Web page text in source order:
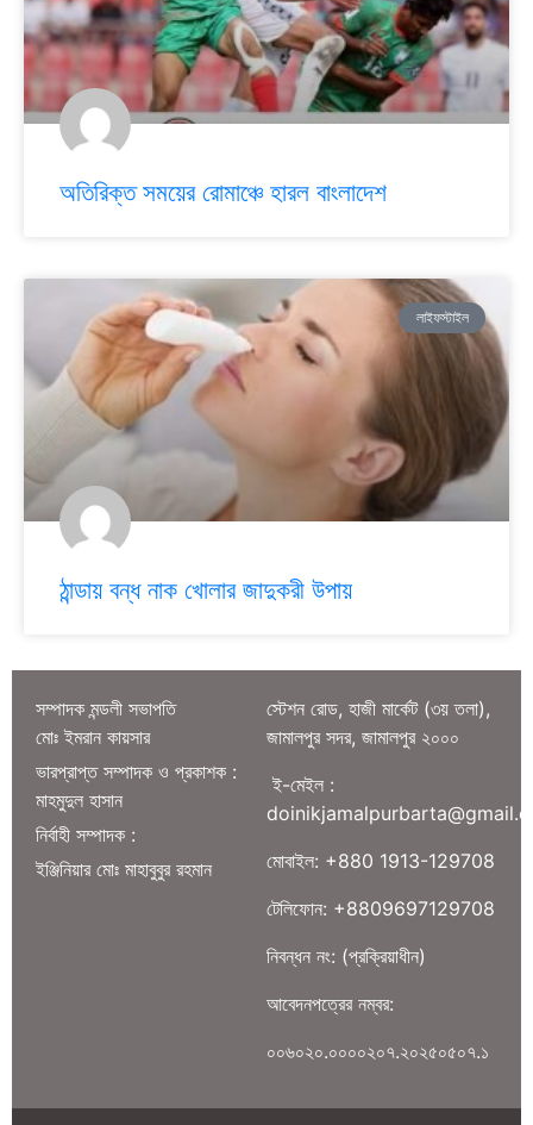
অতিরিক্ত সময়ের রোমাঞ্চে হারল বাংলাদেশ
লাইফস্টাইল
ঠান্ডায় বন্ধ নাক খোলার জাদুকরী উপায়
সম্পাদক মন্ডলী সভাপতি
মোঃ ইমরান কায়সার
ভারপ্রাপ্ত সম্পাদক ও প্রকাশক :
মাহমুদুল হাসান
নির্বাহী সম্পাদক :
ইঞ্জিনিয়ার মোঃ মাহাবুবুর রহমান
স্টেশন রোড, হাজী মার্কেট (৩য় তলা),
জামালপুর সদর, জামালপুর ২০০০
ই-মেইল :
মোবাইল: +880 1913-129708
টেলিফোন: +8809697129708
নিবন্ধন নং: (প্রক্রিয়াধীন)
আবেদনপত্রের নম্বর:
০০৬০২০.০০০০২০৭.২০২৫০৫০৭.১